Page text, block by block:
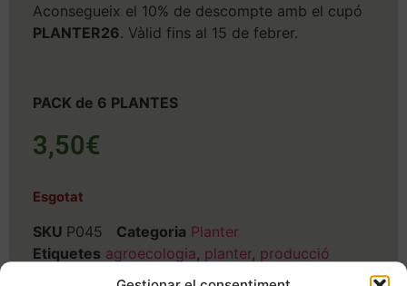
Aconsegueix el 10% de descompte amb el cupó
PLANTER26. Vàlid fins al 15 de febrer.
PACK de 6 PLANTES
3,50€
Esgotat
SKU P045 Categoria Planter
Etiquetes agroecologia, planter, producció